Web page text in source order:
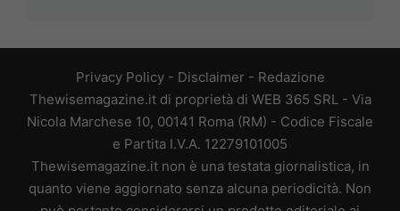
Privacy Policy- Disclaimer - Redazione
Thewisemagazine.it di proprietà di WEB 365 SRL - Via
Nicola Marchese 10, 00141 Roma (RM) - Codice Fiscale
e Partita I.V.A. 12279101005
Thewisemagazine.it non è una testata giornalistica, in
quanto viene aggiornato senza alcuna periodicità. Non